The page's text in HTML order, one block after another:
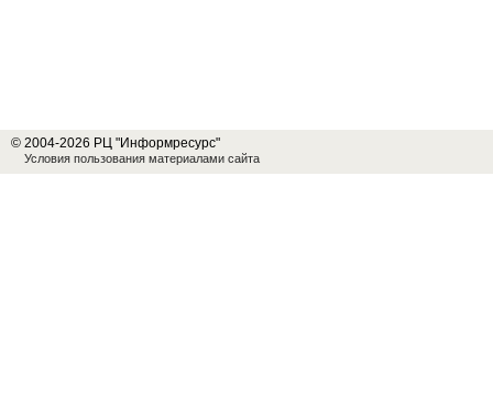
© 2004-2026 РЦ "Информресурс"
Условия пользования материалами сайта